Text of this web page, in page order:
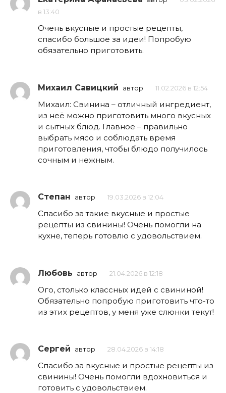
в 13:40
Очень вкусные и простые рецепты,
спасибо большое за идеи! Попробую
обязательно приготовить.
Михаил Савицкий автор 11.02.2026 в 12:54
Михаил: Свинина – отличный ингредиент,
из неё можно приготовить много вкусных
и сытных блюд. Главное – правильно
выбрать мясо и соблюдать время
приготовления, чтобы блюдо получилось
сочным и нежным.
Степан автор 19.03.2026 в 12:04
Спасибо за такие вкусные и простые
рецепты из свинины! Очень помогли на
кухне, теперь готовлю с удовольствием.
Любовь автор 21.04.2026 в 12:18
Ого, столько классных идей с свининой!
Обязательно попробую приготовить что-то
из этих рецептов, у меня уже слюнки текут!
Сергей автор 28.04.2026 в 14:18
Спасибо за вкусные и простые рецепты из
свинины! Очень помогли вдохновиться и
готовить с удовольствием.